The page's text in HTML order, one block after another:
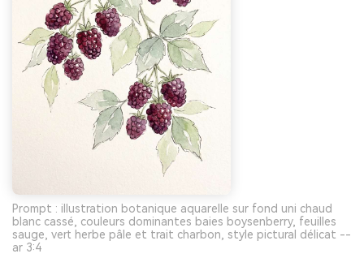
Prompt : illustration botanique aquarelle sur fond uni chaud
blanc cassé, couleurs dominantes baies boysenberry, feuilles
sauge, vert herbe pâle et trait charbon, style pictural délicat --
ar 3:4